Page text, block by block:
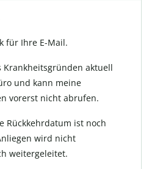
für Ihre E-Mail.
Krankheitsgründen aktuell
und kann meine
vorerst nicht abrufen.
Rückkehrdatum ist noch
wird nicht
weitergeleitet.